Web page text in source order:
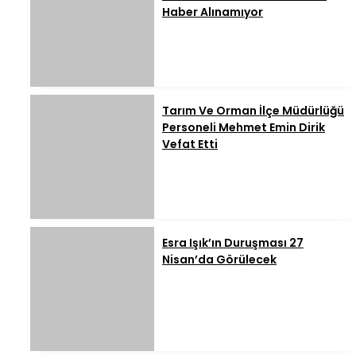
Haber Alınamıyor
Tarım Ve Orman İlçe Müdürlüğü
Personeli Mehmet Emin Dirik
Vefat Etti
Esra Işık’ın Duruşması 27
Nisan’da Görülecek